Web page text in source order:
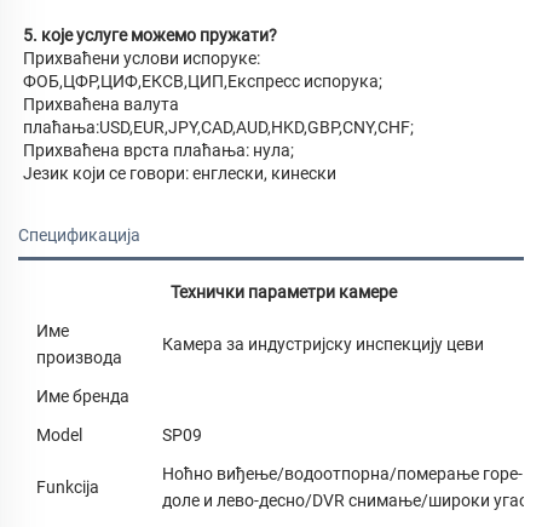
5. које услуге можемо пружати?
Прихваћени услови испоруке:
ФОБ,ЦФР,ЦИФ,ЕКСВ,ЦИП,Експресс испорука;
Прихваћена валута
плаћања:USD,EUR,JPY,CAD,AUD,HKD,GBP,CNY,CHF;
Прихваћена врста плаћања: нула;
Језик који се говори: енглески, кинески
Спецификација
Технички параметри камере
Име
производа
Камера за индустријску инспекцију цеви
Име бренда
Model
SP09
Funkcija
Ноћно виђење/водоотпорна/померање горе-
доле и лево-десно/DVR снимање/широки угао